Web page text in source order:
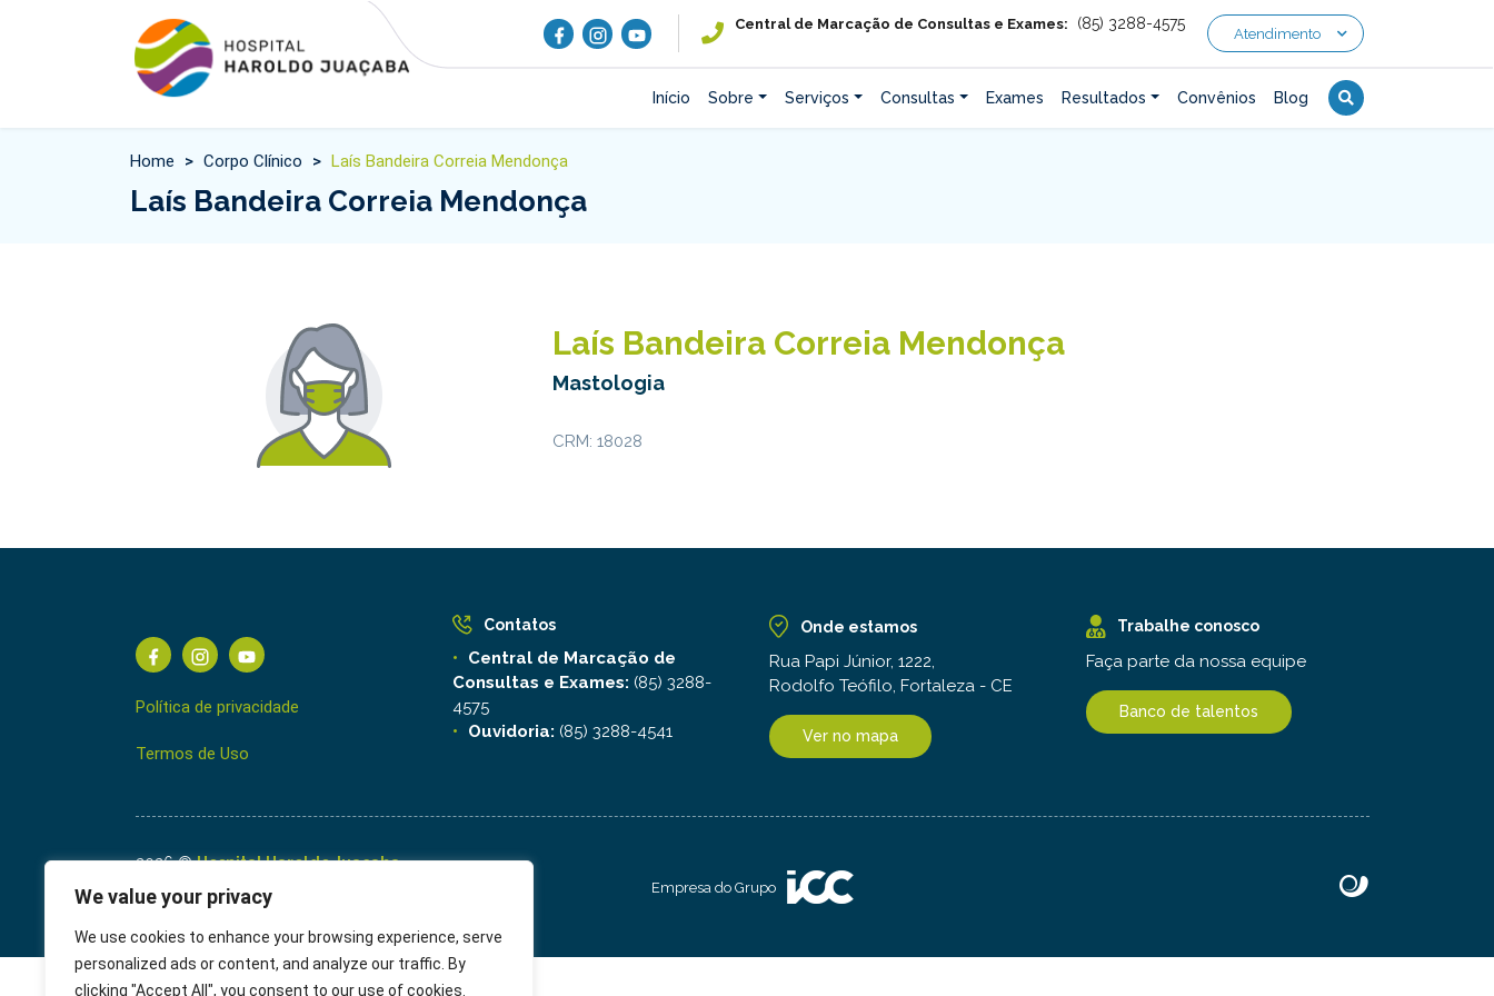
We value your privacy
We use cookies to enhance your browsing experience, serve
personalized ads or content, and analyze our traffic. By
clicking "Accept All", you consent to our use of cookies.
Central de Marcação de Consultas e Exames: (85) 3288-4575
Atendimento
Início Sobre Serviços Consultas Exames Resultados Convênios Blog
Home > Corpo Clínico > Laís Bandeira Correia Mendonça
Laís Bandeira Correia Mendonça
Laís Bandeira Correia Mendonça
Mastologia
CRM: 18028
Política de privacidade
Termos de Uso
Contatos
Central de Marcação de
Consultas e Exames: (85) 3288-
4575
Ouvidoria: (85) 3288-4541
Onde estamos
Rua Papi Júnior, 1222,
Rodolfo Teófilo, Fortaleza - CE
Ver no mapa
Trabalhe conosco
Faça parte da nossa equipe
Banco de talentos
2026 ©Hospital Haroldo Juaçaba
Dr. Sérgio Ferreira Juaçaba,
Responsável Técnico, CRM 2701
Empresa do Grupo